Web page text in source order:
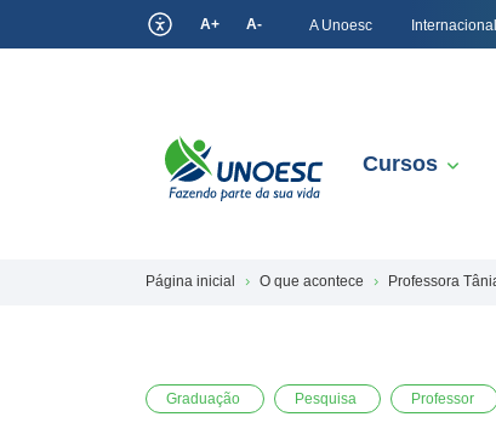
A+ A- A Unoesc
Cursos
Página inicial O que acontece Professora
Graduação Pesquisa Professor